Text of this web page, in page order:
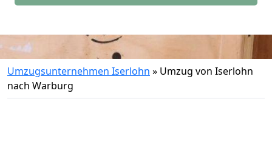
Umzugsunternehmen Iserlohn » Umzug von Iserlohn
nach Warburg